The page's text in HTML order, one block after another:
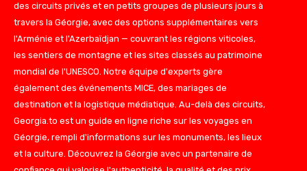
des circuits privés et en petits groupes de plusieurs jours à
travers la Géorgie, avec des options supplémentaires vers
l'Arménie et l'Azerbaïdjan — couvrant les régions viticoles,
les sentiers de montagne et les sites classés au patrimoine
mondial de l'UNESCO. Notre équipe d'experts gère
également des événements MICE, des mariages de
destination et la logistique médiatique. Au-delà des circuits,
Georgia.to est un guide en ligne riche sur les voyages en
Géorgie, rempli d'informations sur les monuments, les lieux
et la culture. Découvrez la Géorgie avec un partenaire de